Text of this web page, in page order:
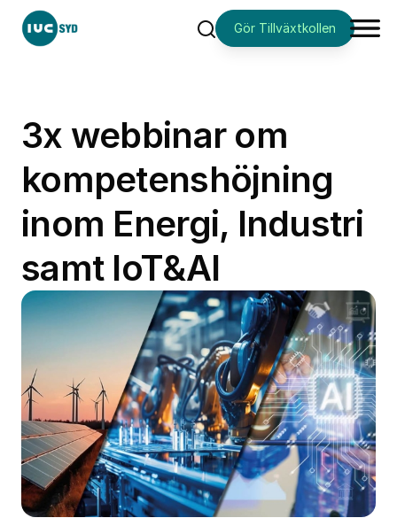
SökGör Tillväxtkollen
3x webbinar om
kompetenshöjning
inom Energi, Industri
samt IoT&AI